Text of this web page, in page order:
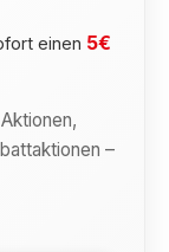
einen 5€
–